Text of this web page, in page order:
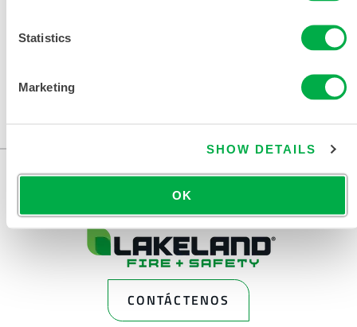
Statistics
Marketing
SHOW DETAILS
OK
Disponible en estas regiones de venta: CANADÁ, EE.UU.,
MÉXICO, AMÉRICA DEL SUR.
CONTÁCTENOS